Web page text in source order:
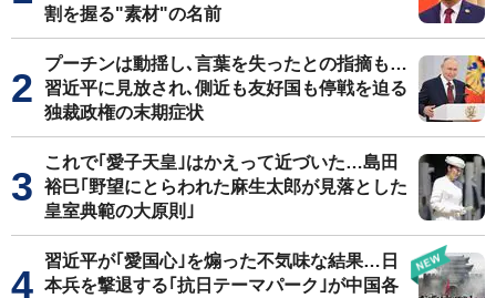
割を握る"素材"の名前
プーチンは動揺し､言葉を失ったとの指摘も…
習近平に見放され､側近も友好国も停戦を迫る
独裁政権の末期症状
これで｢愛子天皇｣はかえって近づいた…島田
裕巳｢野望にとらわれた麻生太郎が見落とした
皇室典範の大原則｣
習近平が｢愛国心｣を煽った不気味な結果…日
本兵を撃退する｢抗日テーマパーク｣が中国各